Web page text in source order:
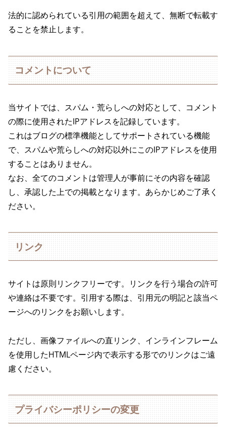
法的に認められている引用の範囲を超えて、無断で転載す
ることを禁止します。
コメントについて
当サイトでは、スパム・荒らしへの対応として、コメント
の際に使用されたIPアドレスを記録しています。
これはブログの標準機能としてサポートされている機能
で、スパムや荒らしへの対応以外にこのIPアドレスを使用
することはありません。
なお、全てのコメントは管理人が事前にその内容を確認
し、承認した上での掲載となります。あらかじめご了承く
ださい。
リンク
サイトは原則リンクフリーです。リンクを行う場合の許可
や連絡は不要です。引用する際は、引用元の明記と該当ペ
ージへのリンクをお願いします。
ただし、画像ファイルへの直リンク、インラインフレーム
を使用したHTMLページ内で表示する形でのリンクはご遠
慮ください。
プライバシーポリシーの変更